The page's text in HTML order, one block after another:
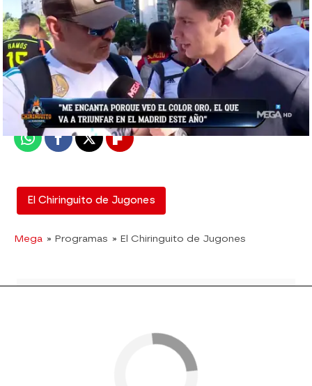
El Chiringuito
Madrid
Publicado:11 de junio de 2019, 02:47
WhatsappFacebook
X Flipboard
El Chiringuito de Jugones
Mega » Programas » El Chiringuito de Jugones